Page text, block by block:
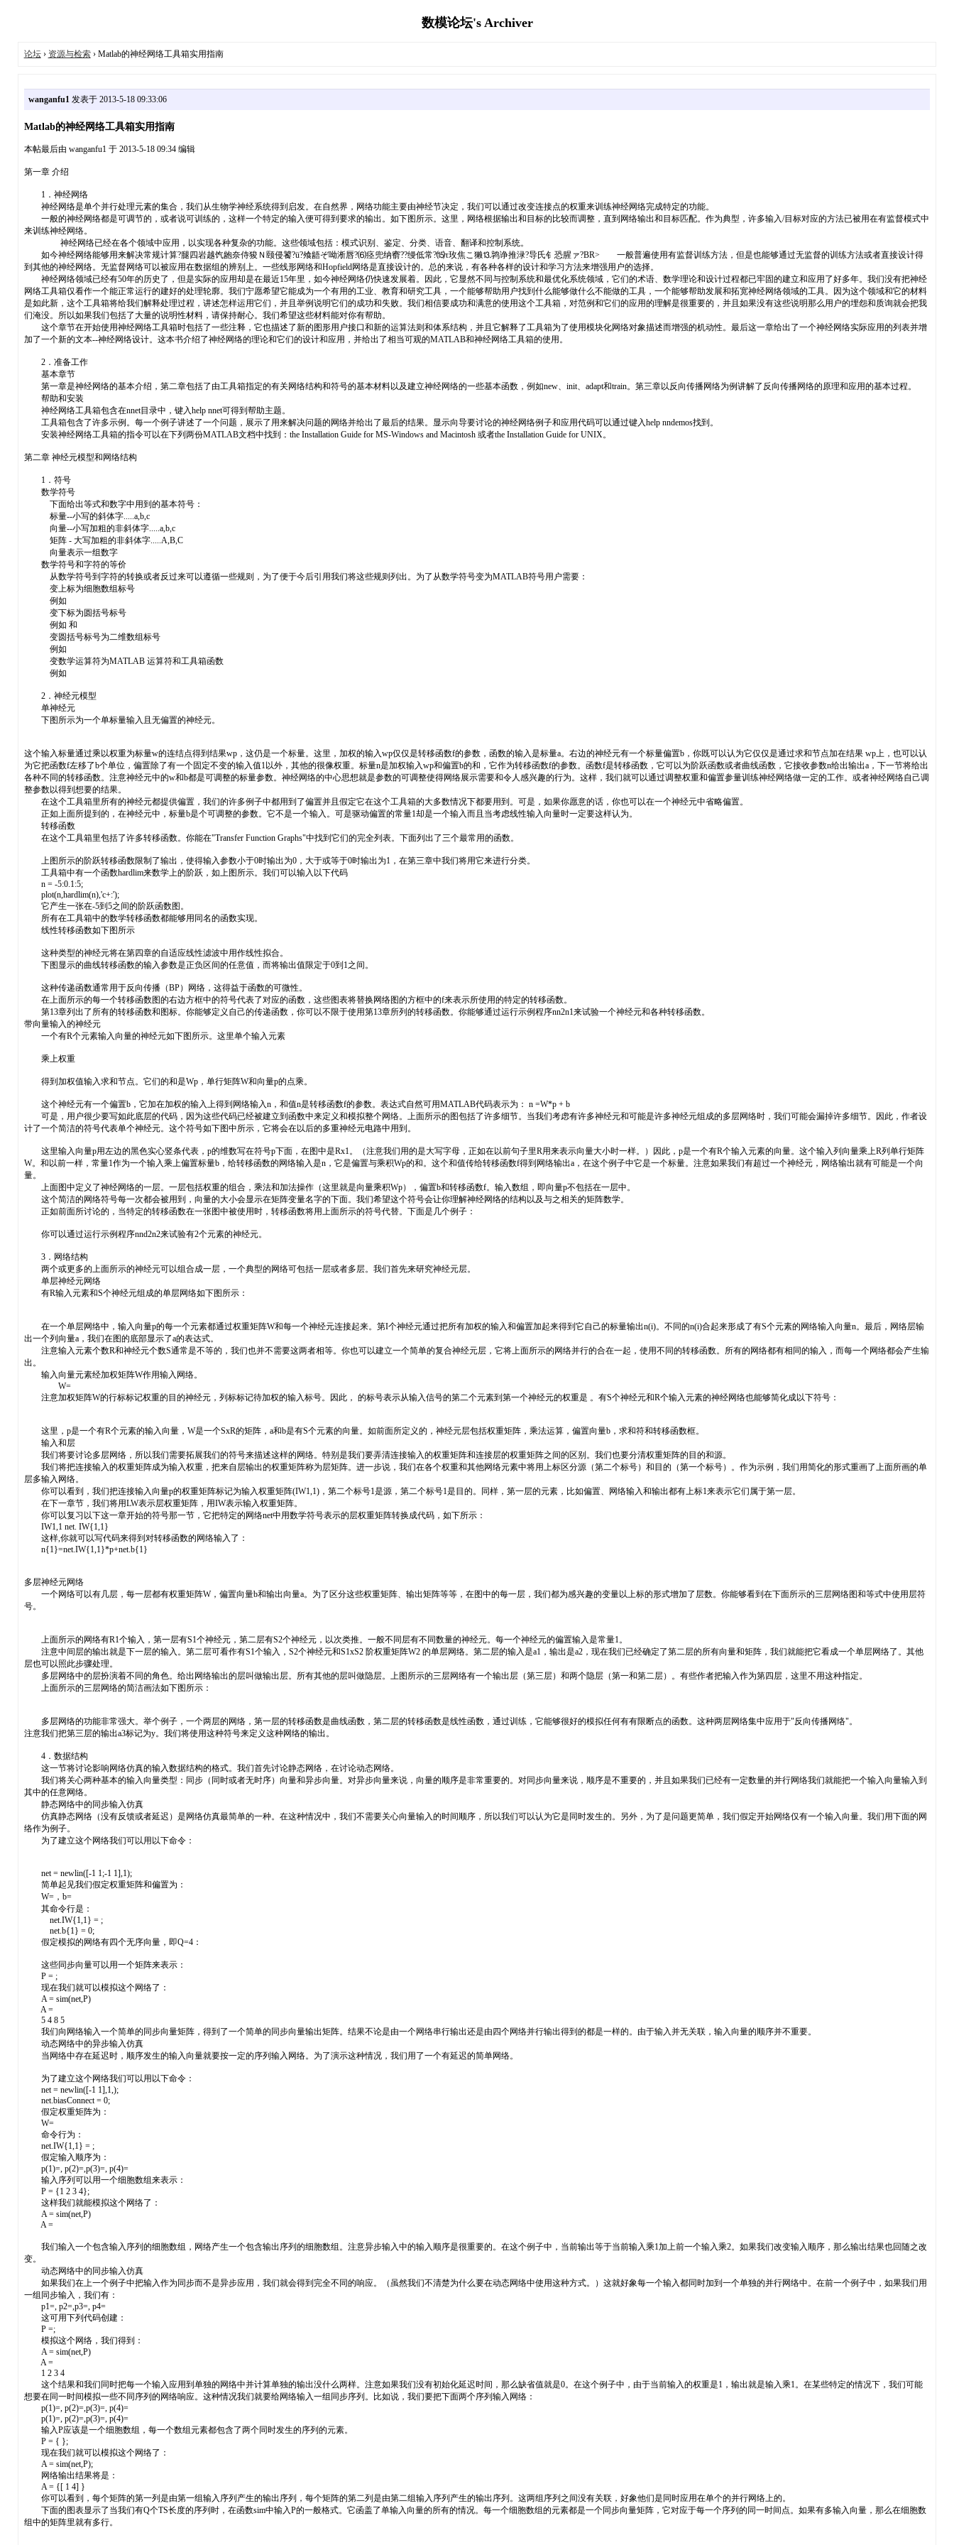
数模论坛's Archiver
论坛› 资源与检索› Matlab的神经网络工具箱实用指南
wanganfu1发表于 2013-5-18 09:33:06
Matlab的神经网络工具箱实用指南
本帖最后由 wanganfu1 于 2013-5-18 09:34 编辑
第一章 介绍
1．神经网络
神经网络是单个并行处理元素的集合，我们从生物学神经系统得到启发。在自然界，网络功能主要由神经节决定，我们可以通过改变连接点的权重来训练神经网络完成特定的功能。
一般的神经网络都是可调节的，或者说可训练的，这样一个特定的输入便可得到要求的输出。如下图所示。这里，网络根据输出和目标的比较而调整，直到网络输出和目标匹配。作为典型，许多输入/目标对应的方法已被用在有监督模式中
来训练神经网络。
神经网络已经在各个领域中应用，以实现各种复杂的功能。这些领域包括：模式识别、鉴定、分类、语音、翻译和控制系统。
如今神经网络能够用来解决常规计算?腿四岩越饩龅奈侍狻Ｎ颐侵饕?ü?飧龉ぞ呦淅唇?⑹痉兜纳窬??缦低常?⒂τ玫焦こ獭⒔鹑诤推渌?导氏钅恐腥ァ?BR> 一般普遍使用有监督训练方法，但是也能够通过无监督的训练方法或者直接设计得
到其他的神经网络。无监督网络可以被应用在数据组的辨别上。一些线形网络和Hopfield网络是直接设计的。总的来说，有各种各样的设计和学习方法来增强用户的选择。
神经网络领域已经有50年的历史了，但是实际的应用却是在最近15年里，如今神经网络仍快速发展着。因此，它显然不同与控制系统和最优化系统领域，它们的术语、数学理论和设计过程都已牢固的建立和应用了好多年。我们没有把神经
网络工具箱仅看作一个能正常运行的建好的处理轮廓。我们宁愿希望它能成为一个有用的工业、教育和研究工具，一个能够帮助用户找到什么能够做什么不能做的工具，一个能够帮助发展和拓宽神经网络领域的工具。因为这个领域和它的材料
是如此新，这个工具箱将给我们解释处理过程，讲述怎样运用它们，并且举例说明它们的成功和失败。我们相信要成功和满意的使用这个工具箱，对范例和它们的应用的理解是很重要的，并且如果没有这些说明那么用户的埋怨和质询就会把我
们淹没。所以如果我们包括了大量的说明性材料，请保持耐心。我们希望这些材料能对你有帮助。
这个章节在开始使用神经网络工具箱时包括了一些注释，它也描述了新的图形用户接口和新的运算法则和体系结构，并且它解释了工具箱为了使用模块化网络对象描述而增强的机动性。最后这一章给出了一个神经网络实际应用的列表并增
加了一个新的文本--神经网络设计。这本书介绍了神经网络的理论和它们的设计和应用，并给出了相当可观的MATLAB和神经网络工具箱的使用。
2．准备工作
基本章节
第一章是神经网络的基本介绍，第二章包括了由工具箱指定的有关网络结构和符号的基本材料以及建立神经网络的一些基本函数，例如new、init、adapt和train。第三章以反向传播网络为例讲解了反向传播网络的原理和应用的基本过程。
帮助和安装
神经网络工具箱包含在nnet目录中，键入help nnet可得到帮助主题。
工具箱包含了许多示例。每一个例子讲述了一个问题，展示了用来解决问题的网络并给出了最后的结果。显示向导要讨论的神经网络例子和应用代码可以通过键入help nndemos找到。
安装神经网络工具箱的指令可以在下列两份MATLAB文档中找到：the Installation Guide for MS-Windows and Macintosh 或者the Installation Guide for UNIX。
第二章 神经元模型和网络结构
1．符号
数学符号
下面给出等式和数字中用到的基本符号：
标量--小写的斜体字.....a,b,c
向量--小写加粗的非斜体字.....a,b,c
矩阵 - 大写加粗的非斜体字.....A,B,C
向量表示一组数字
数学符号和字符的等价
从数学符号到字符的转换或者反过来可以遵循一些规则，为了便于今后引用我们将这些规则列出。为了从数学符号变为MATLAB符号用户需要：
变上标为细胞数组标号
例如
变下标为圆括号标号
例如 和
变圆括号标号为二维数组标号
例如
变数学运算符为MATLAB 运算符和工具箱函数
例如
2．神经元模型
单神经元
下图所示为一个单标量输入且无偏置的神经元。
这个输入标量通过乘以权重为标量w的连结点得到结果wp，这仍是一个标量。这里，加权的输入wp仅仅是转移函数f的参数，函数的输入是标量a。右边的神经元有一个标量偏置b，你既可以认为它仅仅是通过求和节点加在结果 wp上，也可以认
为它把函数f左移了b个单位，偏置除了有一个固定不变的输入值1以外，其他的很像权重。标量n是加权输入wp和偏置b的和，它作为转移函数f的参数。函数f是转移函数，它可以为阶跃函数或者曲线函数，它接收参数n给出输出a，下一节将给出
各种不同的转移函数。注意神经元中的w和b都是可调整的标量参数。神经网络的中心思想就是参数的可调整使得网络展示需要和令人感兴趣的行为。这样，我们就可以通过调整权重和偏置参量训练神经网络做一定的工作。或者神经网络自己调
整参数以得到想要的结果。
在这个工具箱里所有的神经元都提供偏置，我们的许多例子中都用到了偏置并且假定它在这个工具箱的大多数情况下都要用到。可是，如果你愿意的话，你也可以在一个神经元中省略偏置。
正如上面所提到的，在神经元中，标量b是个可调整的参数。它不是一个输入。可是驱动偏置的常量1却是一个输入而且当考虑线性输入向量时一定要这样认为。
转移函数
在这个工具箱里包括了许多转移函数。你能在"Transfer Function Graphs"中找到它们的完全列表。下面列出了三个最常用的函数。
上图所示的阶跃转移函数限制了输出，使得输入参数小于0时输出为0，大于或等于0时输出为1，在第三章中我们将用它来进行分类。
工具箱中有一个函数hardlim来数学上的阶跃，如上图所示。我们可以输入以下代码
n = -5:0.1:5;
plot(n,hardlim(n),'c+:');
它产生一张在-5到5之间的阶跃函数图。
所有在工具箱中的数学转移函数都能够用同名的函数实现。
线性转移函数如下图所示
这种类型的神经元将在第四章的自适应线性滤波中用作线性拟合。
下图显示的曲线转移函数的输入参数是正负区间的任意值，而将输出值限定于0到1之间。
这种传递函数通常用于反向传播（BP）网络，这得益于函数的可微性。
在上面所示的每一个转移函数图的右边方框中的符号代表了对应的函数，这些图表将替换网络图的方框中的f来表示所使用的特定的转移函数。
第13章列出了所有的转移函数和图标。你能够定义自己的传递函数，你可以不限于使用第13章所列的转移函数。你能够通过运行示例程序nn2n1来试验一个神经元和各种转移函数。
带向量输入的神经元
一个有R个元素输入向量的神经元如下图所示。这里单个输入元素
乘上权重
得到加权值输入求和节点。它们的和是Wp，单行矩阵W和向量p的点乘。
这个神经元有一个偏置b，它加在加权的输入上得到网络输入n，和值n是转移函数f的参数。表达式自然可用MATLAB代码表示为： n =W*p + b
可是，用户很少要写如此底层的代码，因为这些代码已经被建立到函数中来定义和模拟整个网络。上面所示的图包括了许多细节。当我们考虑有许多神经元和可能是许多神经元组成的多层网络时，我们可能会漏掉许多细节。因此，作者设
计了一个简洁的符号代表单个神经元。这个符号如下图中所示，它将会在以后的多重神经元电路中用到。
这里输入向量p用左边的黑色实心竖条代表，p的维数写在符号p下面，在图中是Rx1。（注意我们用的是大写字母，正如在以前句子里R用来表示向量大小时一样。）因此，p是一个有R个输入元素的向量。这个输入列向量乘上R列单行矩阵
W。和以前一样，常量1作为一个输入乘上偏置标量b，给转移函数的网络输入是n，它是偏置与乘积Wp的和。这个和值传给转移函数f得到网络输出a，在这个例子中它是一个标量。注意如果我们有超过一个神经元，网络输出就有可能是一个向
量。
上面图中定义了神经网络的一层。一层包括权重的组合，乘法和加法操作（这里就是向量乘积Wp），偏置b和转移函数f。输入数组，即向量p不包括在一层中。
这个简洁的网络符号每一次都会被用到，向量的大小会显示在矩阵变量名字的下面。我们希望这个符号会让你理解神经网络的结构以及与之相关的矩阵数学。
正如前面所讨论的，当特定的转移函数在一张图中被使用时，转移函数将用上面所示的符号代替。下面是几个例子：
你可以通过运行示例程序nnd2n2来试验有2个元素的神经元。
3．网络结构
两个或更多的上面所示的神经元可以组合成一层，一个典型的网络可包括一层或者多层。我们首先来研究神经元层。
单层神经元网络
有R输入元素和S个神经元组成的单层网络如下图所示：
在一个单层网络中，输入向量p的每一个元素都通过权重矩阵W和每一个神经元连接起来。第I个神经元通过把所有加权的输入和偏置加起来得到它自己的标量输出n(i)。不同的n(i)合起来形成了有S个元素的网络输入向量n。最后，网络层输
出一个列向量a，我们在图的底部显示了a的表达式。
注意输入元素个数R和神经元个数S通常是不等的，我们也并不需要这两者相等。你也可以建立一个简单的复合神经元层，它将上面所示的网络并行的合在一起，使用不同的转移函数。所有的网络都有相同的输入，而每一个网络都会产生输
出。
输入向量元素经加权矩阵W作用输入网络。
W=
注意加权矩阵W的行标标记权重的目的神经元，列标标记待加权的输入标号。因此， 的标号表示从输入信号的第二个元素到第一个神经元的权重是 。有S个神经元和R个输入元素的神经网络也能够简化成以下符号：
这里，p是一个有R个元素的输入向量，W是一个SxR的矩阵，a和b是有S个元素的向量。如前面所定义的，神经元层包括权重矩阵，乘法运算，偏置向量b，求和符和转移函数框。
输入和层
我们将要讨论多层网络，所以我们需要拓展我们的符号来描述这样的网络。特别是我们要弄清连接输入的权重矩阵和连接层的权重矩阵之间的区别。我们也要分清权重矩阵的目的和源。
我们将把连接输入的权重矩阵成为输入权重，把来自层输出的权重矩阵称为层矩阵。进一步说，我们在各个权重和其他网络元素中将用上标区分源（第二个标号）和目的（第一个标号）。作为示例，我们用简化的形式重画了上面所画的单
层多输入网络。
你可以看到，我们把连接输入向量p的权重矩阵标记为输入权重矩阵(IW1,1)，第二个标号1是源，第二个标号1是目的。同样，第一层的元素，比如偏置、网络输入和输出都有上标1来表示它们属于第一层。
在下一章节，我们将用LW表示层权重矩阵，用IW表示输入权重矩阵。
你可以复习以下这一章开始的符号那一节，它把特定的网络net中用数学符号表示的层权重矩阵转换成代码，如下所示：
IW1,1 net. IW{1,1}
这样,你就可以写代码来得到对转移函数的网络输入了：
n{1}=net.IW{1,1}*p+net.b{1}
多层神经元网络
一个网络可以有几层，每一层都有权重矩阵W，偏置向量b和输出向量a。为了区分这些权重矩阵、输出矩阵等等，在图中的每一层，我们都为感兴趣的变量以上标的形式增加了层数。你能够看到在下面所示的三层网络图和等式中使用层符
号。
上面所示的网络有R1个输入，第一层有S1个神经元，第二层有S2个神经元，以次类推。一般不同层有不同数量的神经元。每一个神经元的偏置输入是常量1。
注意中间层的输出就是下一层的输入。第二层可看作有S1个输入，S2个神经元和S1xS2 阶权重矩阵W2 的单层网络。第二层的输入是a1，输出是a2，现在我们已经确定了第二层的所有向量和矩阵，我们就能把它看成一个单层网络了。其他
层也可以照此步骤处理。
多层网络中的层扮演着不同的角色。给出网络输出的层叫做输出层。所有其他的层叫做隐层。上图所示的三层网络有一个输出层（第三层）和两个隐层（第一和第二层）。有些作者把输入作为第四层，这里不用这种指定。
上面所示的三层网络的简洁画法如下图所示：
多层网络的功能非常强大。举个例子，一个两层的网络，第一层的转移函数是曲线函数，第二层的转移函数是线性函数，通过训练，它能够很好的模拟任何有有限断点的函数。这种两层网络集中应用于"反向传播网络"。
注意我们把第三层的输出a3标记为y。我们将使用这种符号来定义这种网络的输出。
4．数据结构
这一节将讨论影响网络仿真的输入数据结构的格式。我们首先讨论静态网络，在讨论动态网络。
我们将关心两种基本的输入向量类型：同步（同时或者无时序）向量和异步向量。对异步向量来说，向量的顺序是非常重要的。对同步向量来说，顺序是不重要的，并且如果我们已经有一定数量的并行网络我们就能把一个输入向量输入到
其中的任意网络。
静态网络中的同步输入仿真
仿真静态网络（没有反馈或者延迟）是网络仿真最简单的一种。在这种情况中，我们不需要关心向量输入的时间顺序，所以我们可以认为它是同时发生的。另外，为了是问题更简单，我们假定开始网络仅有一个输入向量。我们用下面的网
络作为例子。
为了建立这个网络我们可以用以下命令：
net = newlin([-1 1;-1 1],1);
简单起见我们假定权重矩阵和偏置为：
W=，b=
其命令行是：
net.IW{1,1} = ;
net.b{1} = 0;
假定模拟的网络有四个无序向量，即Q=4：
这些同步向量可以用一个矩阵来表示：
P = ;
现在我们就可以模拟这个网络了：
A = sim(net,P)
A =
5 4 8 5
我们向网络输入一个简单的同步向量矩阵，得到了一个简单的同步向量输出矩阵。结果不论是由一个网络串行输出还是由四个网络并行输出得到的都是一样的。由于输入并无关联，输入向量的顺序并不重要。
动态网络中的异步输入仿真
当网络中存在延迟时，顺序发生的输入向量就要按一定的序列输入网络。为了演示这种情况，我们用了一个有延迟的简单网络。
为了建立这个网络我们可以用以下命令：
net = newlin([-1 1],1,);
net.biasConnect = 0;
假定权重矩阵为：
W=
命令行为：
net.IW{1,1} = ;
假定输入顺序为：
p(1)=, p(2)=,p(3)=, p(4)=
输入序列可以用一个细胞数组来表示：
P = {1 2 3 4};
这样我们就能模拟这个网络了：
A = sim(net,P)
A =
我们输入一个包含输入序列的细胞数组，网络产生一个包含输出序列的细胞数组。注意异步输入中的输入顺序是很重要的。在这个例子中，当前输出等于当前输入乘1加上前一个输入乘2。如果我们改变输入顺序，那么输出结果也回随之改
变。
动态网络中的同步输入仿真
如果我们在上一个例子中把输入作为同步而不是异步应用，我们就会得到完全不同的响应。（虽然我们不清楚为什么要在动态网络中使用这种方式。）这就好象每一个输入都同时加到一个单独的并行网络中。在前一个例子中，如果我们用
一组同步输入，我们有：
p1=, p2=,p3=, p4=
这可用下列代码创建：
P =;
模拟这个网络，我们得到：
A = sim(net,P)
A =
1 2 3 4
这个结果和我们同时把每一个输入应用到单独的网络中并计算单独的输出没什么两样。注意如果我们没有初始化延迟时间，那么缺省值就是0。在这个例子中，由于当前输入的权重是1，输出就是输入乘1。在某些特定的情况下，我们可能
想要在同一时间模拟一些不同序列的网络响应。这种情况我们就要给网络输入一组同步序列。比如说，我们要把下面两个序列输入网络：
p(1)=, p(2)=,p(3)=, p(4)=
p(1)=, p(2)=,p(3)=, p(4)=
输入P应该是一个细胞数组，每一个数组元素都包含了两个同时发生的序列的元素。
P = { };
现在我们就可以模拟这个网络了：
A = sim(net,P);
网络输出结果将是：
A = {[ 1 4] }
你可以看到，每个矩阵的第一列是由第一组输入序列产生的输出序列，每个矩阵的第二列是由第二组输入序列产生的输出序列。这两组序列之间没有关联，好象他们是同时应用在单个的并行网络上的。
下面的图表显示了当我们有Q个TS长度的序列时，在函数sim中输入P的一般格式。它函盖了单输入向量的所有的情况。每一个细胞数组的元素都是一个同步向量矩阵，它对应于每一个序列的同一时间点。如果有多输入向量，那么在细胞数
组中的矩阵里就有多行。